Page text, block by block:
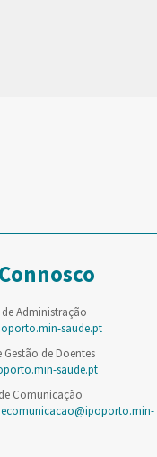
Administração
saude.pt
Gestão de Doentes
saude.pt
Comunicação